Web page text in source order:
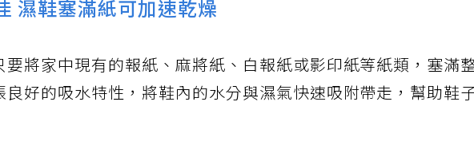
濕鞋塞滿紙可加速乾燥
將家中現有的報紙、麻將紙、白報紙或影印紙等紙類，塞滿
良好的吸水特性，將鞋內的水分與濕氣快速吸附帶走，幫助鞋